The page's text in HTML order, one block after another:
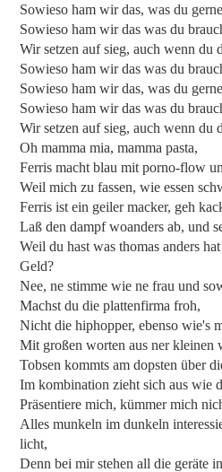
Sowieso ham wir das, was du
Sowieso ham wir das was du
Wir setzen auf sieg, auch wenn du
Sowieso ham wir das was du
Sowieso ham wir das, was du
Sowieso ham wir das was du
Wir setzen auf sieg, auch wenn du
Oh mamma mia, mamma pasta,
Ferris macht blau mit porno-flow
Weil mich zu fassen, wie essen
Ferris ist ein geiler macker, geh
Laß den dampf woanders ab, und
Weil du hast was thomas anders hat
Geld?
Nee, ne stimme wie ne frau und
Machst du die plattenfirma froh,
Nicht die hiphopper, ebenso wie's
Mit großen worten aus ner kleinen
Tobsen kommts am dopsten über
Im kombination zieht sich aus wie
Präsentiere mich, kümmer mich
Alles munkeln im dunkeln
licht,
Denn bei mir stehen all die geräte